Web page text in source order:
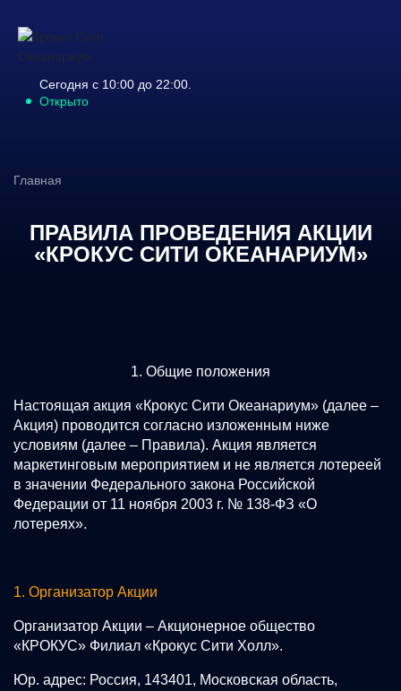
Сегодня с 10:00 до 22:00.
Открыто
Главная
ПРАВИЛА ПРОВЕДЕНИЯ АКЦИИ
«КРОКУС СИТИ ОКЕАНАРИУМ»
1. Общие положения
Настоящая акция «Крокус Сити Океанариум» (далее –
Акция) проводится согласно изложенным ниже
условиям (далее – Правила). Акция является
маркетинговым мероприятием и не является лотереей
в значении Федерального закона Российской
Федерации от 11 ноября 2003 г. № 138-ФЗ «О
лотереях».
1. Организатор Акции
Организатор Акции – Акционерное общество
«КРОКУС» Филиал «Крокус Сити Холл».
Юр. адрес: Россия, 143401, Московская область,